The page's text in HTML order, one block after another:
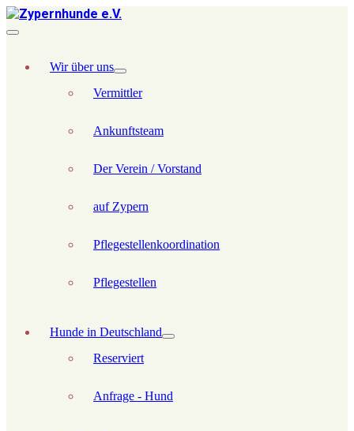
Wir über uns
Vermittler
Ankunftsteam
Der Verein / Vorstand
auf Zypern
Pflegestellenkoordination
Pflegestellen
Hunde in Deutschland
Reserviert
Anfrage - Hund